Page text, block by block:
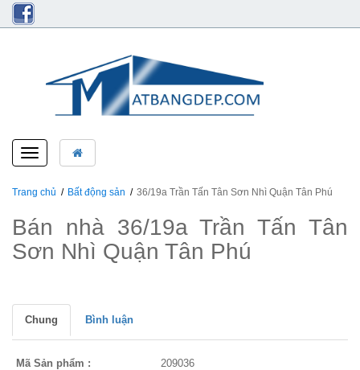
Toggle
navigation
Trang chủ Bất động sản 36/19a Trần Tấn Tân Sơn Nhì Quận Tân Phú
Bán nhà 36/19a Trần Tấn Tân
Sơn Nhì Quận Tân Phú
Chung Bình luận
Mã Sản phẩm :
209036